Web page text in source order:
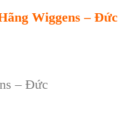
Wiggens – Đức
– Đức